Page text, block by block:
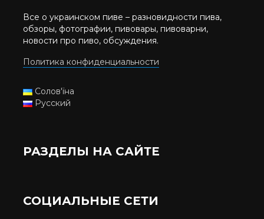
Все о украинском пиве – разновидности пива,
обзоры, фотографии, пивовары, пивоварни,
новости про пиво, обсуждения.
Политика конфиденциальности
Солов'їна
Русский
РАЗДЕЛЫ НА САЙТЕ
СОЦИАЛЬНЫЕ СЕТИ